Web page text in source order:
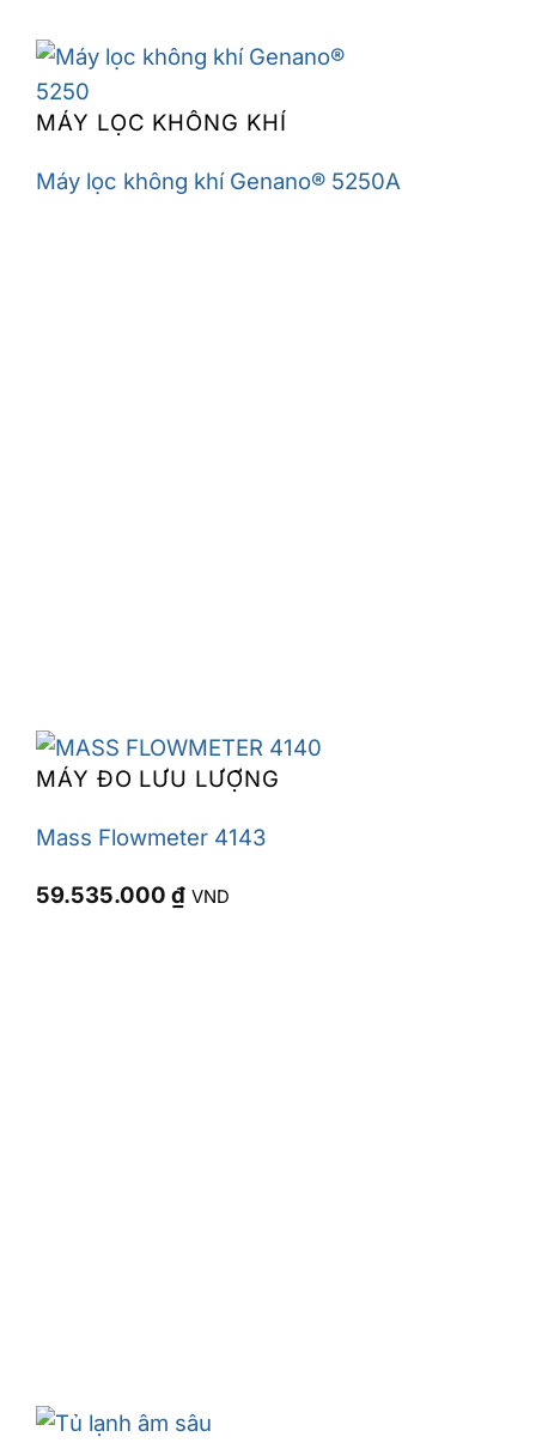
MÁY LỌC KHÔNG KHÍ
Máy lọc không khí Genano® 5250A
MÁY ĐO LƯU LƯỢNG
Mass Flowmeter 4143
59.535.000 ₫ VND